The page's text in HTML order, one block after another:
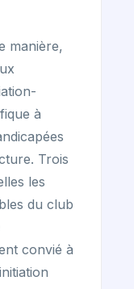
manière,
à
Trois
les
du club
convié à